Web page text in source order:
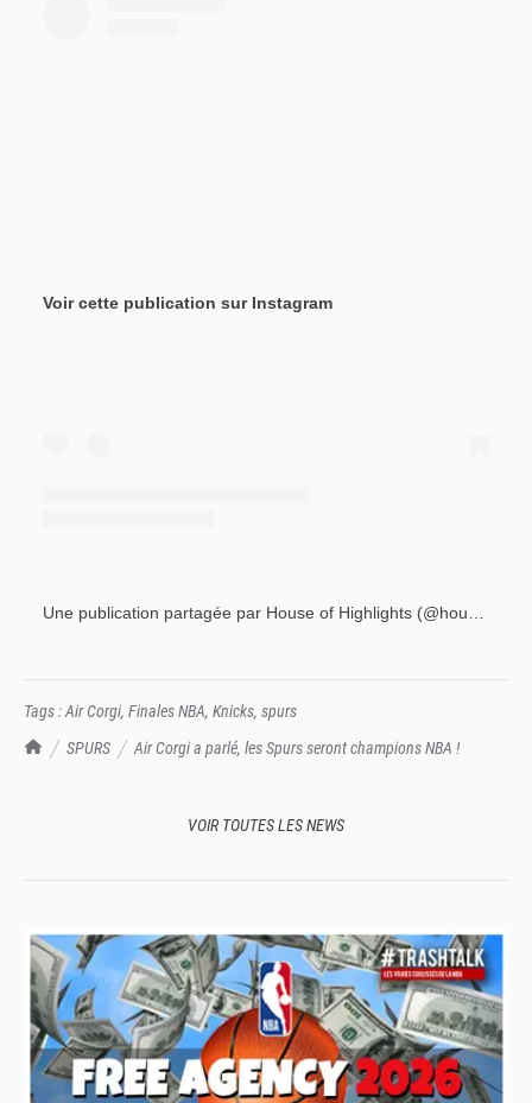
TrashTalk Actu NBA
SPURS Air Corgi a parlé, les Spurs seront champions NBA !
Voir cette publication sur Instagram
Tags :Air Corgi, Finales NBA, Knicks, spurs
VOIR TOUTES LES NEWS